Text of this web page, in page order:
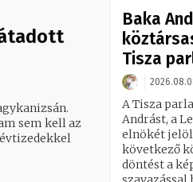
sem kell az
Baka
Tisza
A Tisza
Andrást, a
elnökét
következő
döntést a